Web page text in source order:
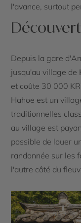
l'avance, surtout
Depuis la gare
jusqu'au village de
et coûte 30 000
Hahoe est un
traditionnelles
au village est
possible de louer
randonnée sur les
l'autre côté du